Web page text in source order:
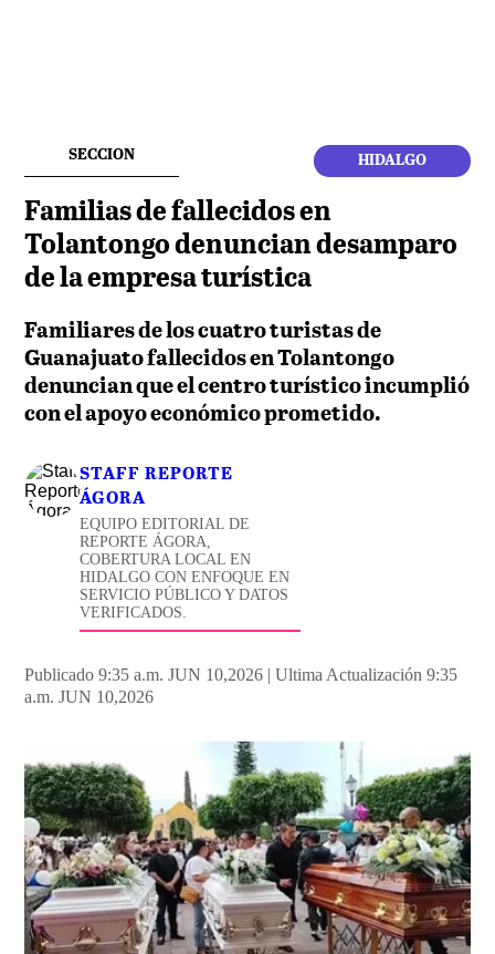
SECCION HIDALGO
Familias de fallecidos en
Tolantongo denuncian desamparo
de la empresa turística
Familiares de los cuatro turistas de
Guanajuato fallecidos en Tolantongo
denuncian que el centro turístico incumplió
con el apoyo económico prometido.
STAFF REPORTE
ÁGORA
EQUIPO EDITORIAL DE
REPORTE ÁGORA,
COBERTURA LOCAL EN
HIDALGO CON ENFOQUE EN
SERVICIO PÚBLICO Y DATOS
VERIFICADOS.
Publicado 9:35 a.m. JUN 10,2026 | Ultima Actualización 9:35
a.m. JUN 10,2026